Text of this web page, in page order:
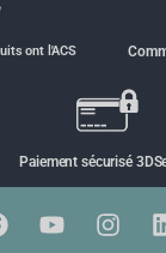
ont l'ACS
Paiement sécurisé